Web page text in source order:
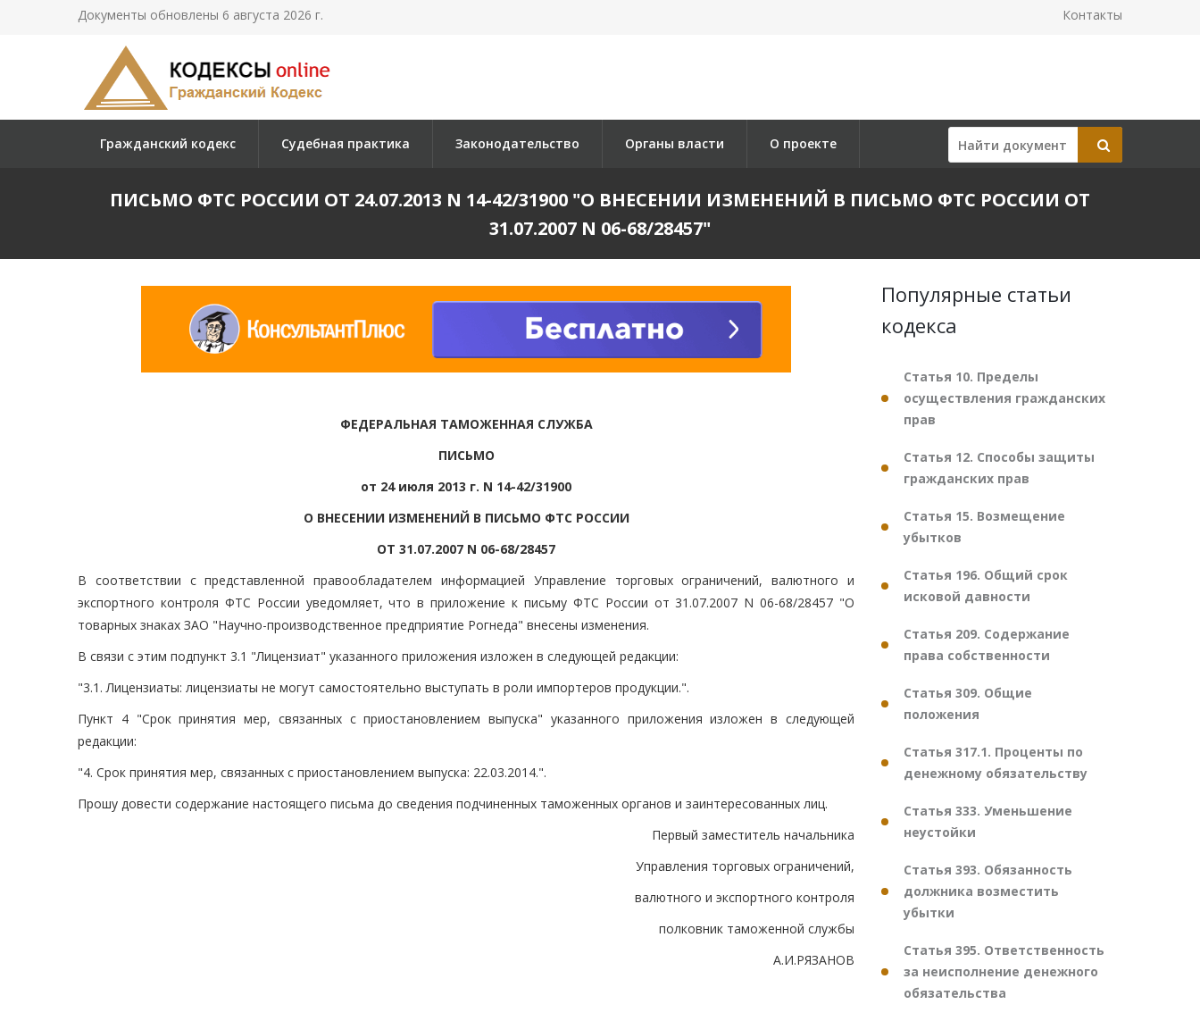
Документы обновлены 6 августа 2026 г. Контакты
Гражданский кодекс Судебная практика Законодательство Органы власти О проекте
ПИСЬМО ФТС РОССИИ ОТ 24.07.2013 N 14-42/31900 "О ВНЕСЕНИИ ИЗМЕНЕНИЙ В ПИСЬМО ФТС РОССИИ ОТ
31.07.2007 N 06-68/28457"
ФЕДЕРАЛЬНАЯ ТАМОЖЕННАЯ СЛУЖБА
ПИСЬМО
от 24 июля 2013 г. N 14-42/31900
О ВНЕСЕНИИ ИЗМЕНЕНИЙ В ПИСЬМО ФТС РОССИИ
ОТ 31.07.2007 N 06-68/28457
В соответствии с представленной правообладателем информацией Управление торговых ограничений, валютного и
экспортного контроля ФТС России уведомляет, что в приложение к письму ФТС России от 31.07.2007 N 06-68/28457 "О
товарных знаках ЗАО "Научно-производственное предприятие Рогнеда" внесены изменения.
В связи с этим подпункт 3.1 "Лицензиат" указанного приложения изложен в следующей редакции:
"3.1. Лицензиаты: лицензиаты не могут самостоятельно выступать в роли импортеров продукции.".
Пункт 4 "Срок принятия мер, связанных с приостановлением выпуска" указанного приложения изложен в следующей
редакции:
"4. Срок принятия мер, связанных с приостановлением выпуска: 22.03.2014.".
Прошу довести содержание настоящего письма до сведения подчиненных таможенных органов и заинтересованных лиц.
Первый заместитель начальника
Управления торговых ограничений,
валютного и экспортного контроля
полковник таможенной службы
А.И.РЯЗАНОВ
Популярные статьи
кодекса
Статья 10. Пределы
осуществления гражданских
прав
Статья 12. Способы защиты
гражданских прав
Статья 15. Возмещение
убытков
Статья 196. Общий срок
исковой давности
Статья 209. Содержание
права собственности
Статья 309. Общие
положения
Статья 317.1. Проценты по
денежному обязательству
Статья 333. Уменьшение
неустойки
Статья 393. Обязанность
должника возместить
убытки
Статья 395. Ответственность
за неисполнение денежного
обязательства